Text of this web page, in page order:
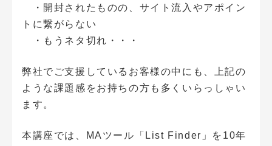
・開封されたものの、サイト流入やアポイン
トに繋がらない
・もうネタ切れ・・・
弊社でご支援しているお客様の中にも、上記の
ような課題感をお持ちの方も多くいらっしゃい
ます。
本講座では、MAツール「List Finder」を10年